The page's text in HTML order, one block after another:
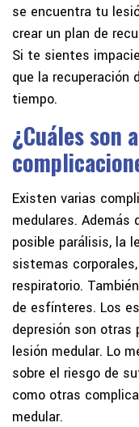
se encuentra tu
crear un plan de
Si te sientes
que la recuperación
tiempo.
¿Cuáles son
Existen varias
medulares. Además
posible parálisis, la
sistemas
respiratorio.
de esfínteres. Los
depresión son otras
lesión medular. Lo
sobre el riesgo de
como otras
medular.